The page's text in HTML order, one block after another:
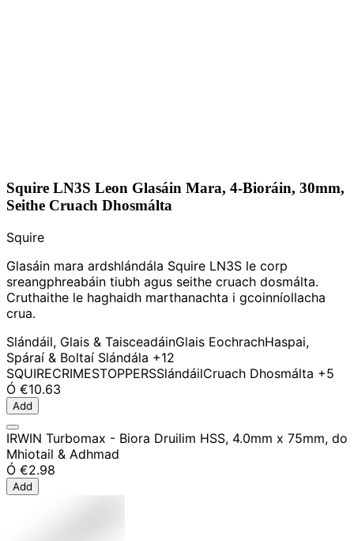
Squire LN3S Leon Glasáin Mara, 4-Bioráin, 30mm,
Seithe Cruach Dhosmálta
Squire
Glasáin mara ardshlándála Squire LN3S le corp
sreangphreabáin tiubh agus seithe cruach dosmálta.
Cruthaithe le haghaidh marthanachta i gcoinníollacha
crua.
Slándáil, Glais & TaisceadáinGlais EochrachHaspai,
Spáraí & Boltaí Slándála +12
SQUIRECRIMESTOPPERSSlándáilCruach Dhosmálta +5
Ó €10.63
Add
IRWIN Turbomax - Biora Druilim HSS, 4.0mm x 75mm, do
Mhiotail & Adhmad
Ó €2.98
Add